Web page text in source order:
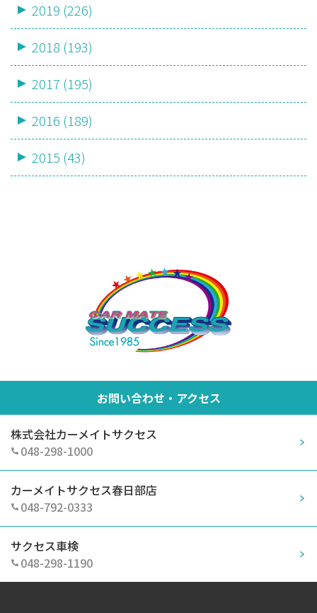
2019 (226)
2018 (193)
2017 (195)
2016 (189)
2015 (43)
お問い合わせ・アクセス
株式会社カーメイトサクセス
048-298-1000
カーメイトサクセス春日部店
048-792-0333
サクセス車検
048-298-1190